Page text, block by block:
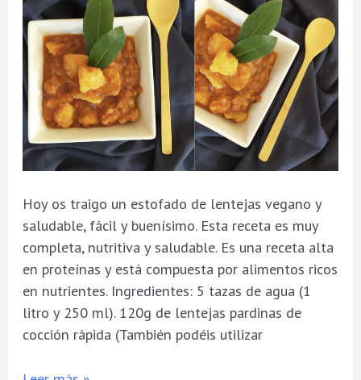
Hoy os traigo un estofado de lentejas vegano y
saludable, fácil y buenísimo. Esta receta es muy
completa, nutritiva y saludable. Es una receta alta
en proteínas y está compuesta por alimentos ricos
en nutrientes. Ingredientes: 5 tazas de agua (1
litro y 250 ml). 120g de lentejas pardinas de
cocción rápida (También podéis utilizar